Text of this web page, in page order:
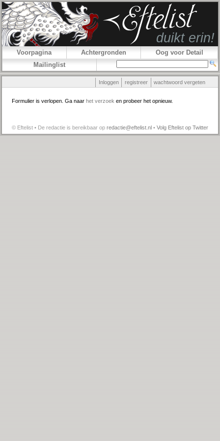
Voorpagina Achtergronden
Oog voor Detail
Mailinglist
Inloggen registreer wachtwoord vergeten
Formulier is verlopen. Ga naar het verzoek en probeer het opnieuw.
© Eftelist • De redactie is bereikbaar op redactie@eftelist.nl • Volg Eftelist op Twitter